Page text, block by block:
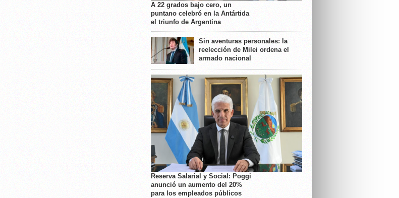
A 22 grados bajo cero, un
puntano celebró en la Antártida
el triunfo de Argentina
Sin aventuras personales: la
reelección de Milei ordena el
armado nacional
Reserva Salarial y Social: Poggi
anunció un aumento del 20%
para los empleados públicos